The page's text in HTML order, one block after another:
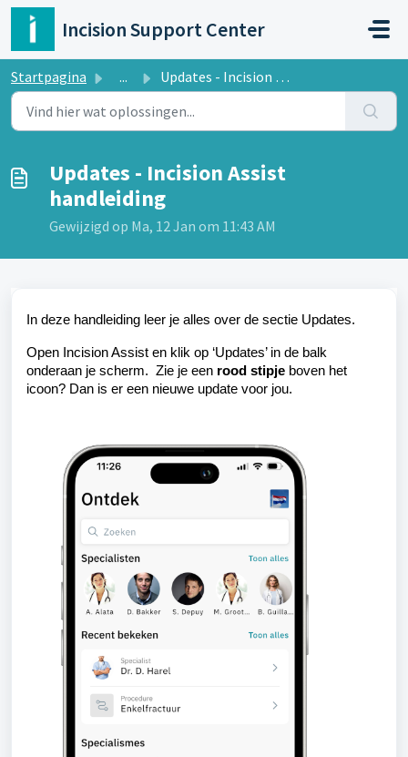
Doorgaan naar hoofdinhoud
Incision Support Center
Startpagina ... Updates - Incision Assist handleiding
Updates - Incision Assist
handleiding
Gewijzigd op Ma, 12 Jan om 11:43 AM
In deze handleiding leer je alles over de sectie Updates.
Open Incision Assist en klik op ‘Updates’ in de balk
onderaan je scherm. Zie je een rood stipje boven het
icoon? Dan is er een nieuwe update voor jou.